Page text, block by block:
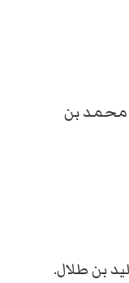
محمد بن
بن طلال.